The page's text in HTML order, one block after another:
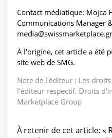
Contact médiatique: Mojca
Communications Manager
À l'origine, cet article a été
site web de SMG.
Note de l'éditeur : Les
l'éditeur respectif. Droits
Marketplace Group
À retenir de cet article: «